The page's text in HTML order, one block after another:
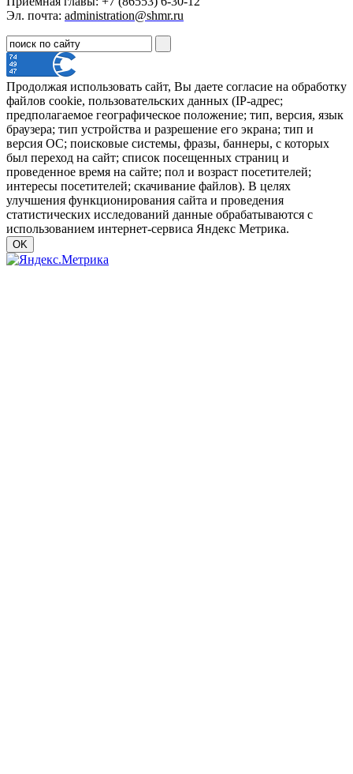
Эл. почта: administration@shmr.ru
Продолжая использовать сайт, Вы даете согласие на обработку
файлов cookie, пользовательских данных (IP-адрес;
предполагаемое географическое положение; тип, версия, язык
браузера; тип устройства и разрешение его экрана; тип и
версия ОС; поисковые системы, фразы, баннеры, с которых
был переход на сайт; список посещенных страниц и
проведенное время на сайте; пол и возраст посетителей;
интересы посетителей; скачивание файлов). В целях
улучшения функционирования сайта и проведения
статистических исследований данные обрабатываются с
использованием интернет-сервиса Яндекс Метрика.
OK